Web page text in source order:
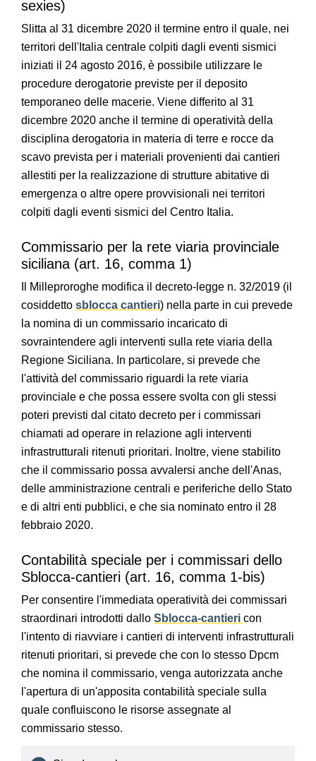
sexies)
Slitta al 31 dicembre 2020 il termine entro il quale, nei
territori dell'Italia centrale colpiti dagli eventi sismici
iniziati il 24 agosto 2016, è possibile utilizzare le
procedure derogatorie previste per il deposito
temporaneo delle macerie. Viene differito al 31
dicembre 2020 anche il termine di operatività della
disciplina derogatoria in materia di terre e rocce da
scavo prevista per i materiali provenienti dai cantieri
allestiti per la realizzazione di strutture abitative di
emergenza o altre opere provvisionali nei territori
colpiti dagli eventi sismici del Centro Italia.
Commissario per la rete viaria provinciale
siciliana (art. 16, comma 1)
Il Milleproroghe modifica il decreto-legge n. 32/2019 (il
cosiddetto sblocca cantieri) nella parte in cui prevede
la nomina di un commissario incaricato di
sovraintendere agli interventi sulla rete viaria della
Regione Siciliana. In particolare, si prevede che
l'attività del commissario riguardi la rete viaria
provinciale e che possa essere svolta con gli stessi
poteri previsti dal citato decreto per i commissari
chiamati ad operare in relazione agli interventi
infrastrutturali ritenuti prioritari. Inoltre, viene stabilito
che il commissario possa avvalersi anche dell'Anas,
delle amministrazione centrali e periferiche dello Stato
e di altri enti pubblici, e che sia nominato entro il 28
febbraio 2020.
Contabilità speciale per i commissari dello
Sblocca-cantieri (art. 16, comma 1-bis)
Per consentire l'immediata operatività dei commissari
straordinari introdotti dallo Sblocca-cantieri con
l'intento di riavviare i cantieri di interventi infrastrutturali
ritenuti prioritari, si prevede che con lo stesso Dpcm
che nomina il commissario, venga autorizzata anche
l'apertura di un'apposita contabilità speciale sulla
quale confluiscono le risorse assegnate al
commissario stesso.